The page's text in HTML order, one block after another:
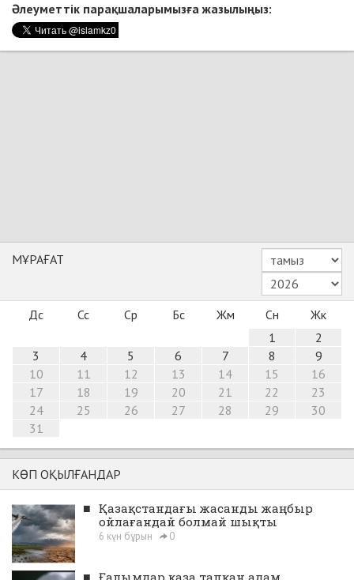
Әлеуметтік парақшаларымызға жазылыңыз:
МҰРАҒАТ
Дс Сс Ср Бс Жм Сн
Жк
1
2
3
4 5 6 7 8
9
10
11 12 13 14 15
16
17
18 19 20 21 22
23
24
25 26 27 28 29
30
31
КӨП ОҚЫЛҒАНДАР
■ Қазақстандағы жасанды жаңбыр
ойлағандай болмай шықты
6 күн бұрын 0